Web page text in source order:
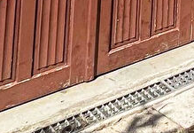
entretenue et est prête
vis, offrant une intimité totale
parfaitement tranquillité
vous séduire.